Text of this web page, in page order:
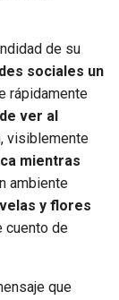
de su
sociales un
rápidamente
ver al
visiblemente
mientras
ambiente
y flores
cuento de
que